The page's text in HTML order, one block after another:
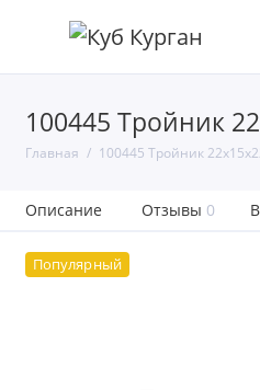
100445 Тройник
Главная 100445 Тройник
Описание Отзывы 0
Популярный